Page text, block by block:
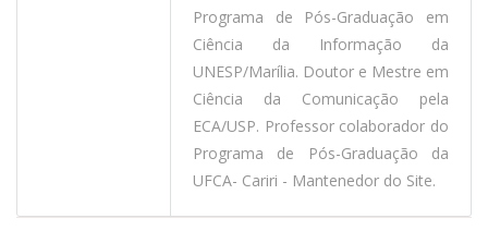
Programa de Pós-Graduação em
Ciência da Informação da
UNESP/Marília. Doutor e Mestre em
Ciência da Comunicação pela
ECA/USP. Professor colaborador do
Programa de Pós-Graduação da
UFCA- Cariri - Mantenedor do Site.